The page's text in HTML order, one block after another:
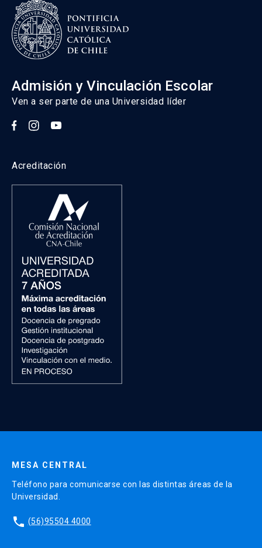
Admisión y Vinculación Escolar
Ven a ser parte de una Universidad líder
Acreditación
MESA CENTRAL
Teléfono para comunicarse con las distintas áreas de la
Universidad.
phone (56)95504 4000